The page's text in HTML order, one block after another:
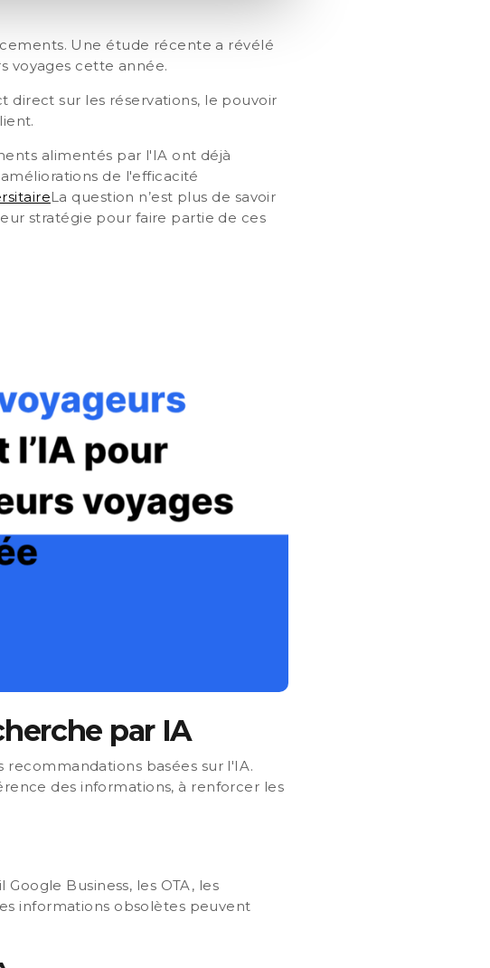
Une étude récente a révélé
voyages cette année.
direct sur les réservations, le pouvoir
alimentés par l'IA ont déjà
de l'efficacité
La question n’est plus de savoir
stratégie pour faire partie de ces
par IA
basées sur l'IA.
des informations, à renforcer les
Business, les OTA, les
informations obsolètes peuvent